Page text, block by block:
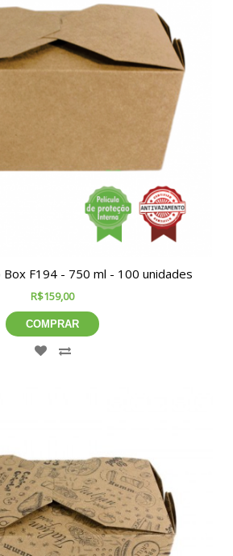
Box F194 - 750 ml - 100 unidades
R$159,00
COMPRAR